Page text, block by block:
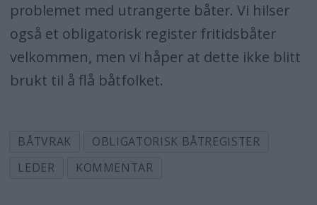
problemet med utrangerte båter. Vi hilser
også et obligatorisk register fritidsbåter
velkommen, men vi håper at dette ikke blitt
brukt til å flå båtfolket.
BÅTVRAK
OBLIGATORISK BÅTREGISTER
LEDER
KOMMENTAR